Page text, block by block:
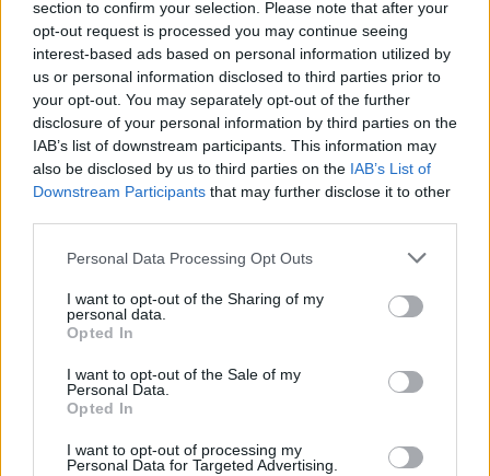
section to confirm your selection. Please note that after your
opt-out request is processed you may continue seeing
interest-based ads based on personal information utilized by
us or personal information disclosed to third parties prior to
your opt-out. You may separately opt-out of the further
disclosure of your personal information by third parties on the
IAB’s list of downstream participants. This information may
also be disclosed by us to third parties on the IAB’s List of
Downstream Participants that may further disclose it to other
Personal Data Processing Opt Outs
I want to opt-out of the Sharing of my
personal data.
Opted In
I want to opt-out of the Sale of my
Personal Data.
Opted In
I want to opt-out of processing my
Personal Data for Targeted Advertising.
κατάσταση οχημάτων
ποτέ
ΔΙΑΦΗΜΙΣΗ